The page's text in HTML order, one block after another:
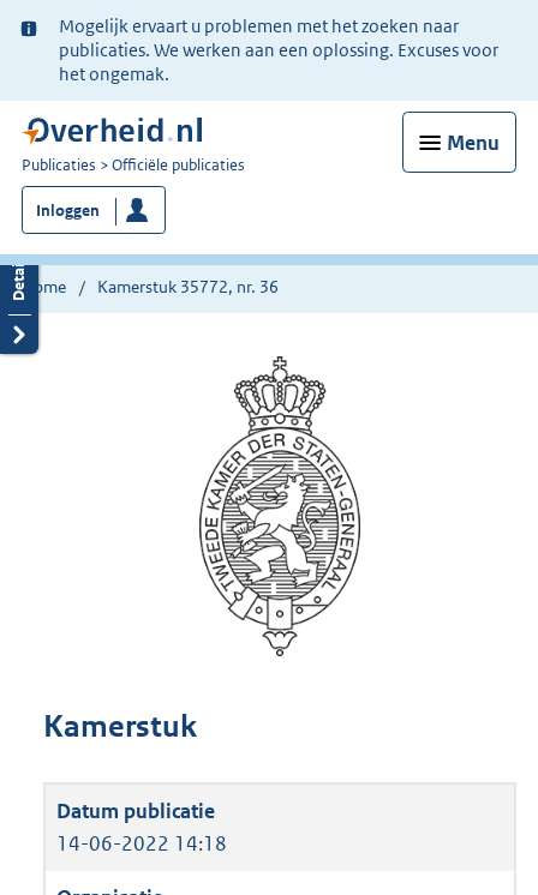
Ter
informatie:
Mogelijk ervaart u problemen met het zoeken naar
publicaties. We werken aan een oplossing. Excuses voor
het ongemak.
Menu
U
bent
nu
hier:
Publicaties Officiële publicaties
Inloggen
Home Kamerstuk 35772, nr. 36
Kamerstuk
14-06-2022 14:18